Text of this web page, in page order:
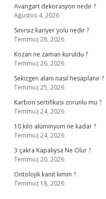
Avangart dekorasyon nedir ?
Ağustos 4, 2026
Sınırsız kariyer yolu nedir ?
Temmuz 28, 2026
Kozan ne zaman kuruldu ?
Temmuz 26, 2026
Sekizgen alanı nasıl hesaplanır ?
Temmuz 25, 2026
Karbon sertifikası zorunlu mu ?
Temmuz 24, 2026
10 kilo alüminyum ne kadar ?
Temmuz 24, 2026
3 çakra Kapalıysa Ne Olur ?
Temmuz 20, 2026
Ontolojik kanıt kimin ?
Temmuz 18, 2026